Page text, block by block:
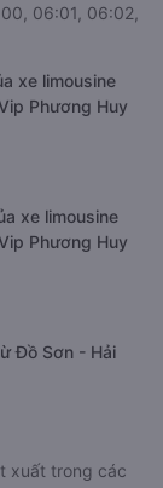
06:01, 06:02,
xe limousine
Phương Huy
xe limousine
Phương Huy
Đồ Sơn - Hải
xuất trong các